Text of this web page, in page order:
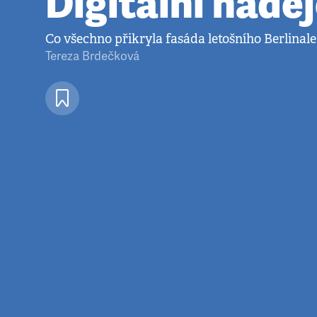
Co všechno přikryla fasáda letošního Berlinale
Tereza Brdečková